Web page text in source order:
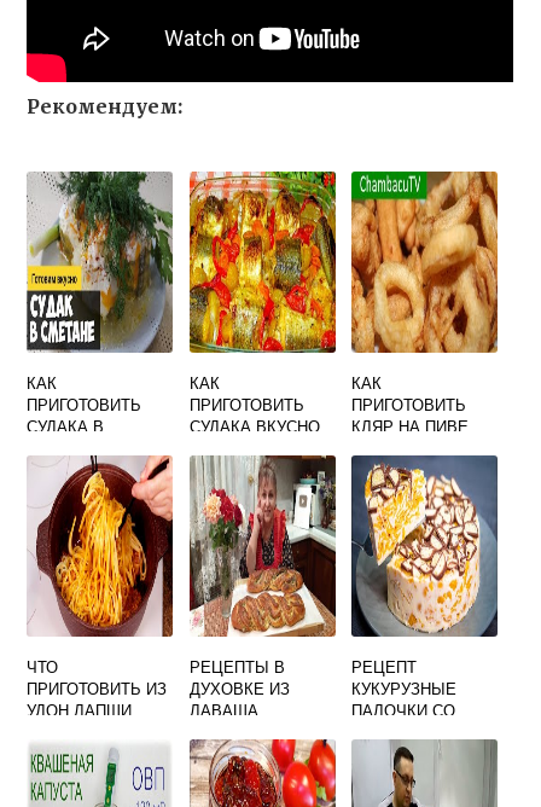
Рекомендуем:
КАК
ПРИГОТОВИТЬ
СУДАКА В
КАК
ПРИГОТОВИТЬ
СУДАКА ВКУСНО
КАРТОШКОЙ
КАК
ПРИГОТОВИТЬ
КЛЯР НА ПИВЕ
ЧТО
ПРИГОТОВИТЬ ИЗ
УДОН ЛАПШИ
РЕЦЕПТЫ В
ДУХОВКЕ ИЗ
ЛАВАША
РЕЦЕПТ
КУКУРУЗНЫЕ
ПАЛОЧКИ СО